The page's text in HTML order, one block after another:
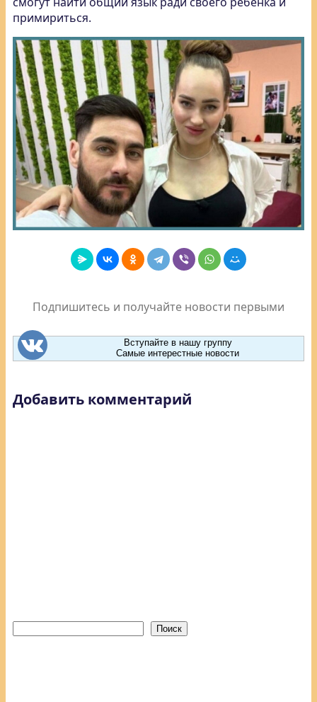
примириться.
Подпишитесь и получайте новости первыми
Вступайте в нашу группу
Самые интерестные новости
Добавить комментарий
Поиск